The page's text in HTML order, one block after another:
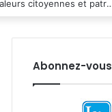
Propos du Président nigérian sur la situation sécuritaire dans l’AES : le Burkina Faso, le Mali et le Niger expriment leur profond regret
Abonnez-